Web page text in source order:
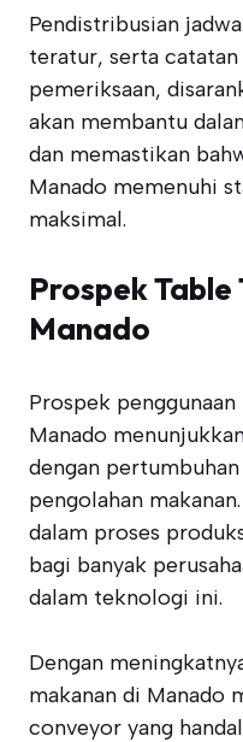
Pendistribusian
teratur, serta
pemeriksaan,
akan membantu
dan memastikan
Manado memenuhi
maksimal.
Prospek Table
Manado
Prospek
Manado
dengan
pengolahan
dalam proses
bagi banyak
dalam teknologi ini.
Dengan
makanan di Manado
conveyor yang